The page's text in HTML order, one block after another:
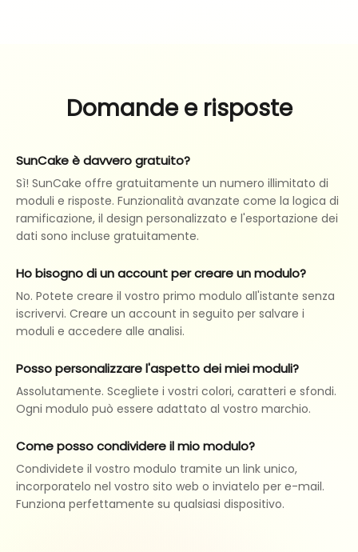
Domande e risposte
SunCake è davvero gratuito?
Sì! SunCake offre gratuitamente un numero illimitato di
moduli e risposte. Funzionalità avanzate come la logica di
ramificazione, il design personalizzato e l'esportazione dei
dati sono incluse gratuitamente.
Ho bisogno di un account per creare un modulo?
No. Potete creare il vostro primo modulo all'istante senza
iscrivervi. Creare un account in seguito per salvare i
moduli e accedere alle analisi.
Posso personalizzare l'aspetto dei miei moduli?
Assolutamente. Scegliete i vostri colori, caratteri e sfondi.
Ogni modulo può essere adattato al vostro marchio.
Come posso condividere il mio modulo?
Condividete il vostro modulo tramite un link unico,
incorporatelo nel vostro sito web o inviatelo per e-mail.
Funziona perfettamente su qualsiasi dispositivo.